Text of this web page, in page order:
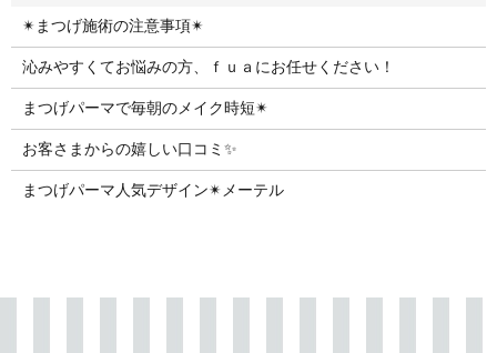
✴︎まつげ施術の注意事項✴︎
沁みやすくてお悩みの方、ｆｕａにお任せください！
まつげパーマで毎朝のメイク時短✴︎
お客さまからの嬉しい口コミ✨
まつげパーマ人気デザイン✴︎メーテル